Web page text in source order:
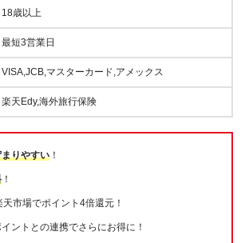
18歳以上
最短3営業日
VISA,JCB,マスターカード,アメックス
楽天Edy,海外旅行保険
りやすい ！
！
市場でポイント4倍還元！
ントとの連携でさらにお得に！